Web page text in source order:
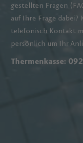
gestellten Fragen
auf Ihre Frage dabei?
telefonisch Kontakt
persönlich um Ihr
Thermenkasse: